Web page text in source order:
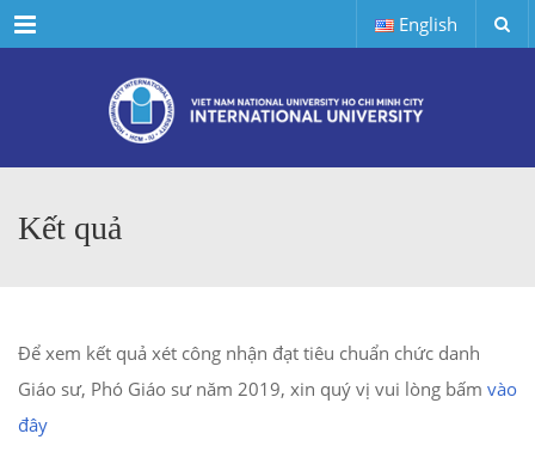
Menu English
Kết quả
Để xem kết quả xét công nhận đạt tiêu chuẩn chức danh
Giáo sư, Phó Giáo sư năm 2019, xin quý vị vui lòng bấm vào
đây